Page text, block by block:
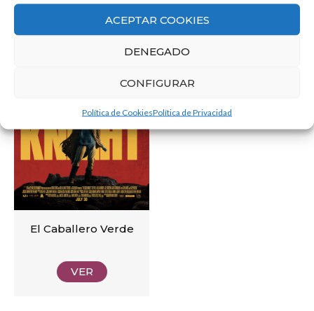
ACEPTAR COOKIES
DENEGADO
CONFIGURAR
Política de CookiesPolítica de Privacidad
VER VER
El Caballero Verde
VER